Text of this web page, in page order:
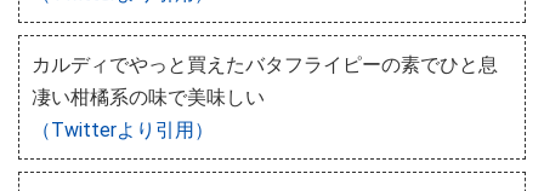
カルディでやっと買えたバタフライピーの素でひと息
凄い柑橘系の味で美味しい
（Twitterより引用）